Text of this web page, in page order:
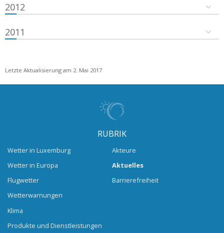
2012
2011
Letzte Aktualisierung am 2. Mai 2017
RUBRIK
Wetter in Luxemburg
Wetter in Europa
Flugwetter
Wetterwarnungen
Klima
Produkte und Dienstleistungen
Akteure
Aktuelles
Barrierefreiheit